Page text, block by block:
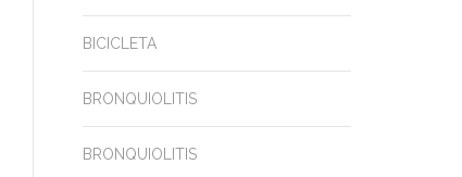
BICICLETA
BRONQUIOLITIS
BRONQUIOLITIS